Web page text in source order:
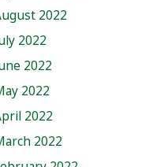
2022
2022
2022
2022
2022
2022